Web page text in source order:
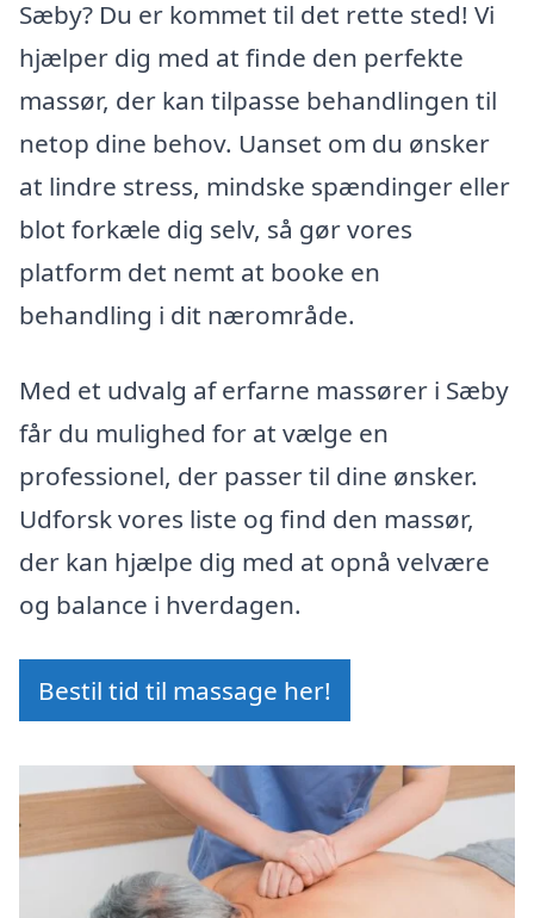
Sæby? Du er kommet til det rette sted! Vi
hjælper dig med at finde den perfekte
massør, der kan tilpasse behandlingen til
netop dine behov. Uanset om du ønsker
at lindre stress, mindske spændinger eller
blot forkæle dig selv, så gør vores
platform det nemt at booke en
behandling i dit nærområde.
Med et udvalg af erfarne massører i Sæby
får du mulighed for at vælge en
professionel, der passer til dine ønsker.
Udforsk vores liste og find den massør,
der kan hjælpe dig med at opnå velvære
og balance i hverdagen.
Bestil tid til massage her!